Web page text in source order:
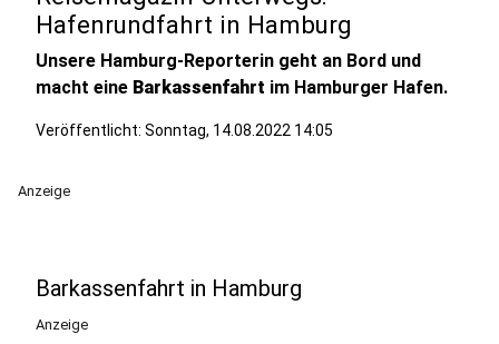
Hafenrundfahrt in Hamburg
Unsere Hamburg-Reporterin geht an Bord und
macht eine Barkassenfahrt im Hamburger Hafen.
Veröffentlicht: Sonntag, 14.08.2022 14:05
Anzeige
Barkassenfahrt in Hamburg
Anzeige